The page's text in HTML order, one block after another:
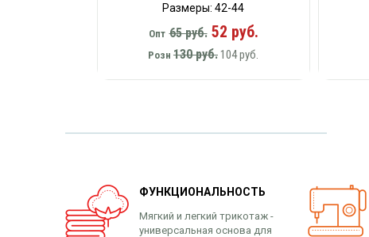
Размеры: 42-44
Опт 65 руб.52 руб.
Розн 130 руб. 104 руб.
ФУНКЦИОНАЛЬНОСТЬ
Мягкий и легкий трикотаж -
универсальная основа для